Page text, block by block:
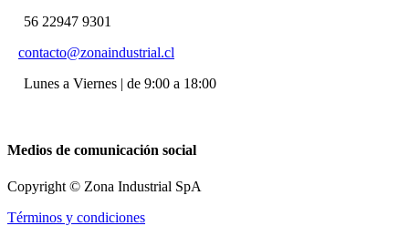
56 22947 9301
contacto@zonaindustrial.cl
Lunes a Viernes | de 9:00 a 18:00
Medios de comunicación social
Copyright © Zona Industrial SpA
Términos y condiciones